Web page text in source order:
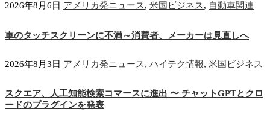
2026年8月6日 アメリカ発ニュース, 米国ビジネス, 自動車関連
車のタッチスクリーンに不満～消費者、メーカーは見直しへ
2026年8月3日 アメリカ発ニュース, ハイテク情報, 米国ビジネス
スクエア、人工知能検索コマースに進出 〜 チャットGPTとクロ
ードのプラグインを発表